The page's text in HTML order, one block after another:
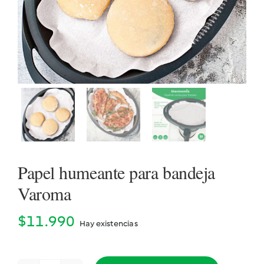
Papel humeante para bandeja
Varoma
$11.990 Hay existencias